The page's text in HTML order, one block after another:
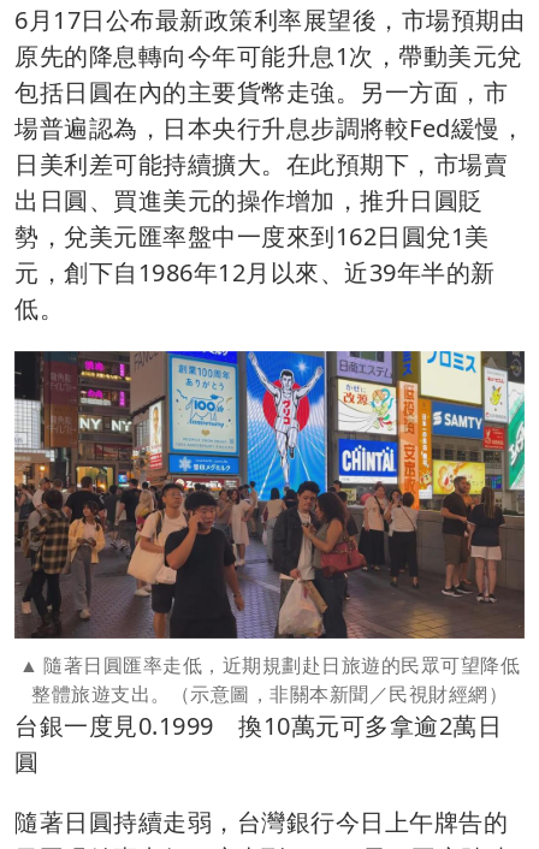
6月17日公布最新政策利率展望後，市場預期由
原先的降息轉向今年可能升息1次，帶動美元兌
包括日圓在內的主要貨幣走強。另一方面，市
場普遍認為，日本央行升息步調將較Fed緩慢，
日美利差可能持續擴大。在此預期下，市場賣
出日圓、買進美元的操作增加，推升日圓貶
勢，兌美元匯率盤中一度來到162日圓兌1美
元，創下自1986年12月以來、近39年半的新
低。
隨著日圓匯率走低，近期規劃赴日旅遊的民眾可望降低
整體旅遊支出。（示意圖，非關本新聞／民視財經網）
台銀一度見0.1999 換10萬元可多拿逾2萬日
圓
隨著日圓持續走弱，台灣銀行今日上午牌告的